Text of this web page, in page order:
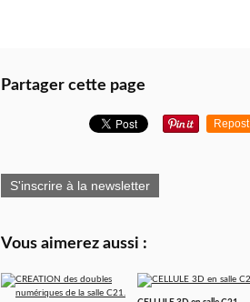
Partager cette page
Repost
S'inscrire à la newsletter
Vous aimerez aussi :